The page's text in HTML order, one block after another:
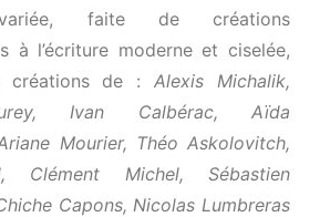
faite de créations
à l’écriture moderne et ciselée,
créations de :Alexis Michalik,
Ivan Calbérac, Aïda
Mourier, Théo Askolovitch,
Clément Michel, Sébastien
Capons, Nicolas Lumbreras